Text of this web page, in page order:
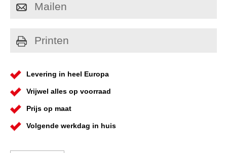
Mailen
Printen
Levering in heel Europa
Vrijwel alles op voorraad
Prijs op maat
Volgende werkdag in huis